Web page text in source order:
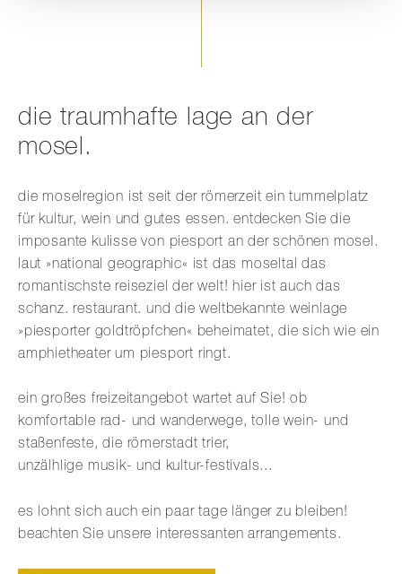
die traumhafte lage an der
mosel.
die moselregion ist seit der römerzeit ein tummelplatz
für kultur, wein und gutes essen. entdecken Sie die
imposante kulisse von piesport an der schönen mosel.
laut »national geographic« ist das moseltal das
romantischste reiseziel der welt! hier ist auch das
schanz. restaurant. und die weltbekannte weinlage
»piesporter goldtröpfchen« beheimatet, die sich wie ein
amphietheater um piesport ringt.
ein großes freizeitangebot wartet auf Sie! ob
komfortable rad- und wanderwege, tolle wein- und
staßenfeste, die römerstadt trier,
unzälhlige musik- und kultur-festivals...
es lohnt sich auch ein paar tage länger zu bleiben!
beachten Sie unsere interessanten arrangements.